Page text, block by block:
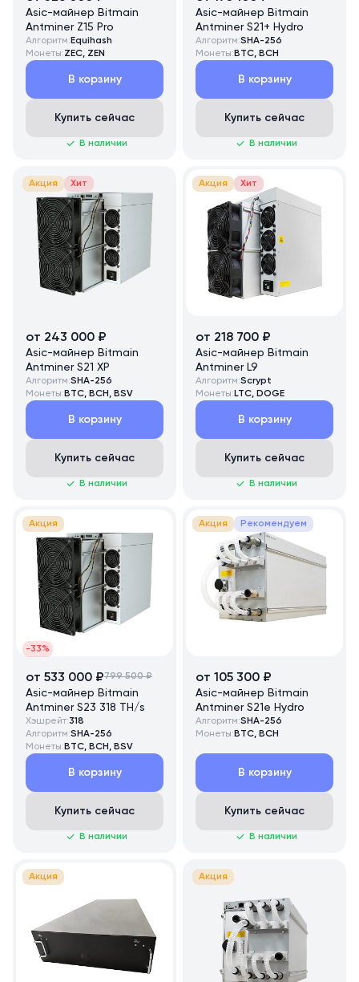
Asic-майнер Bitmain
Antminer Z15 Pro
Алгоритм: Equihash
Монеты:ZEC, ZEN
В корзину
Купить сейчас
В наличии
Asic-майнер Bitmain
Antminer S21+ Hydro
Алгоритм:SHA-256
Монеты: BTC, BCH
В корзину
Купить сейчас
В наличии
Акция Хит
от 243 000 ₽
Asic-майнер Bitmain
Antminer S21 XP
Алгоритм:SHA-256
Монеты: BTC, BCH, BSV
В корзину
Купить сейчас
В наличии
Акция Хит
от 218 700 ₽
Asic-майнер Bitmain
Antminer L9
Алгоритм:Scrypt
Монеты: LTC, DOGE
В корзину
Купить сейчас
В наличии
Акция
-33%
от 533 000 ₽799 500 ₽
Asic-майнер Bitmain
Antminer S23 318 TH/s
Хэшрейт:318
Алгоритм:SHA-256
Монеты: BTC, BCH, BSV
В корзину
Купить сейчас
В наличии
Акция Рекомендуем
от 105 300 ₽
Asic-майнер Bitmain
Antminer S21e Hydro
Алгоритм:SHA-256
Монеты: BTC, BCH
В корзину
Купить сейчас
В наличии
Акция Акция